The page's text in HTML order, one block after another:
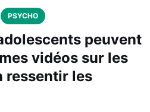
PSYCHO
peuvent
vidéos sur les
ressentir les